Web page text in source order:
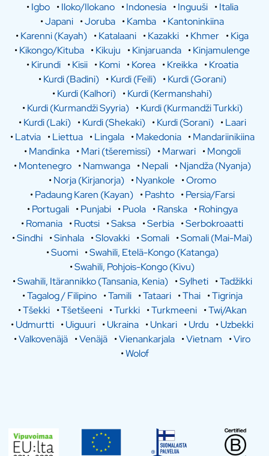
•Igbo •Iloko/Ilokano •Indonesia •Inguuši •Italia
•Japani •Joruba •Kamba •Kantoninkiina
•Karenni (Kayah) •Katalaani •Kazakki •Khmer •Kiga
•Kikongo/Kituba •Kikuju •Kinjaruanda •Kinjamulenge
•Kirundi •Kisii •Komi •Korea •Kreikka •Kroatia
•Kurdi (Badini) •Kurdi (Feili) •Kurdi (Gorani)
•Kurdi (Kalhori) •Kurdi (Kermanshahi)
•Kurdi (Kurmandži Syyria) •Kurdi (Kurmandži Turkki)
•Kurdi (Laki) •Kurdi (Shekaki) •Kurdi (Sorani) •Laari
•Latvia •Liettua •Lingala •Makedonia •Mandariinikiina
•Mandinka •Mari (tšeremissi) •Marwari •Mongoli
•Montenegro •Namwanga •Nepali •Njandža (Nyanja)
•Norja (Kirjanorja) •Nyankole •Oromo
•Padaung Karen (Kayan) •Pashto •Persia/Farsi
•Portugali •Punjabi •Puola •Ranska •Rohingya
•Romania •Ruotsi •Saksa •Serbia •Serbokroaatti
•Sindhi •Sinhala •Slovakki •Somali •Somali (Mai-Mai)
•Suomi •Swahili, Etelä-Kongo (Katanga)
•Swahili, Pohjois-Kongo (Kivu)
•Swahili, Itärannikko (Tansania, Kenia) •Sylheti •Tadžikki
•Tagalog / Filipino •Tamili •Tataari •Thai •Tigrinja
•Tšekki •Tšetšeeni •Turkki •Turkmeeni •Twi/Akan
•Udmurtti •Uiguuri •Ukraina •Unkari •Urdu •Uzbekki
•Valkovenäjä •Venäjä •Vienankarjala •Vietnam •Viro
•Wolof